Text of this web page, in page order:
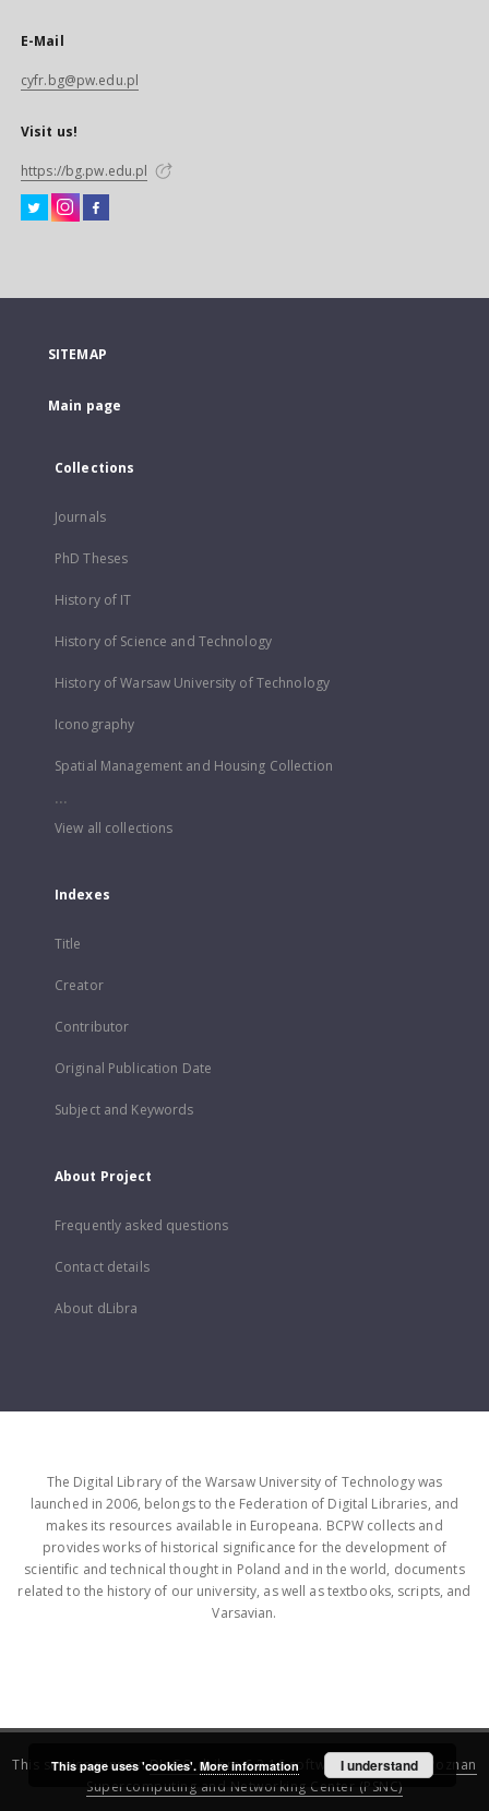
E-Mail
cyfr.bg@pw.edu.pl
Visit us!
https://bg.pw.edu.pl
SITEMAP
Main page
Collections
Journals
PhD Theses
History of IT
History of Science and Technology
History of Warsaw University of Technology
Iconography
Spatial Management and Housing Collection
...
View all collections
Indexes
Title
Creator
Contributor
Original Publication Date
Subject and Keywords
About Project
Frequently asked questions
Contact details
About dLibra
The Digital Library of the Warsaw University of Technology was
launched in 2006, belongs to the Federation of Digital Libraries, and
makes its resources available in Europeana. BCPW collects and
provides works of historical significance for the development of
scientific and technical thought in Poland and in the world, documents
related to the history of our university, as well as textbooks, scripts, and
Varsavian.
This service runs onDInGO dLibra 6.3.16software created by
Poznan
Supercomputing and Networking Center (PSNC)
This page uses 'cookies'. More information I understand